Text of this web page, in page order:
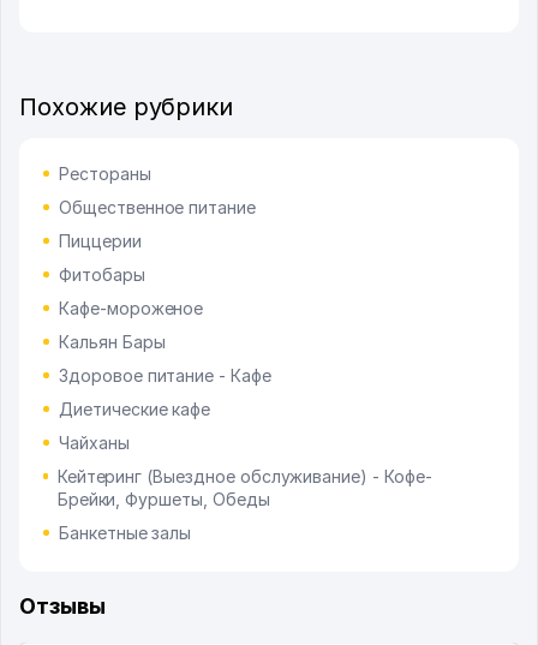
Похожие рубрики
Рестораны
Общественное питание
Пиццерии
Фитобары
Кафе-мороженое
Кальян Бары
Здоровое питание - Кафе
Диетические кафе
Чайханы
Кейтеринг (Выездное обслуживание) - Кофе-
Брейки, Фуршеты, Обеды
Банкетные залы
Отзывы